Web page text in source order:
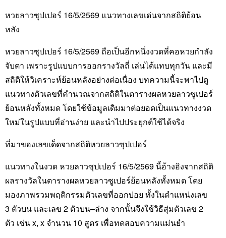
หวยลาวซุปเปอร์ 16/5/2569 แนวทางเลขเด่นจากสถิติย้อน
หลัง
หวยลาวซุปเปอร์ 16/5/2569 ถือเป็นอีกหนึ่งงวดที่คอหวยกำลัง
จับตา เพราะรูปแบบการออกรางวัลถี่ เล่นได้แทบทุกวัน และมี
สถิติให้วิเคราะห์ย้อนหลังอย่างต่อเนื่อง บทความนี้จะพาไปดู
แนวทางตัวเลขที่คำนวณจากสถิติในตารางผลหวยลาวซูเปอร์
ย้อนหลังทั้งหมด โดยใช้ข้อมูลเดิมมาต่อยอดเป็นแนวทางงวด
ใหม่ในรูปแบบที่อ่านง่าย และนำไปประยุกต์ใช้ได้จริง
ที่มาของเลขเด็ดจากสถิติหวยลาวซุปเปอร์
แนวทางในงวด หวยลาวซุปเปอร์ 16/5/2569 นี้อ้างอิงจากสถิติ
ผลรางวัลในตารางผลหวยลาวซูเปอร์ย้อนหลังทั้งหมด โดย
มองภาพรวมพฤติกรรมตัวเลขที่ออกบ่อย ทั้งในตำแหน่งเลข
3 ตัวบน และเลข 2 ตัวบน–ล่าง จากนั้นจึงใช้วิธีสุ่มตัวเลข 2
ตัว เช่น x, x จำนวน 10 สูตร เพื่อทดสอบความแม่นยำ